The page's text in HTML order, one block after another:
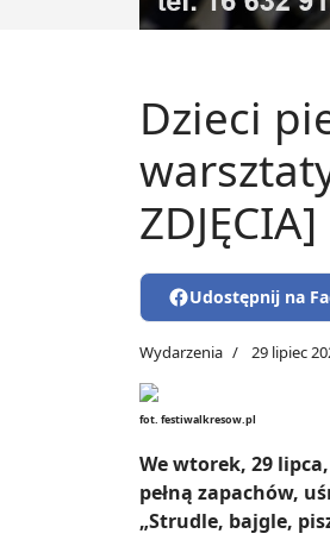
Dzieci
ZDJĘCIA]
Udostępnij na
Wydarzenia 29 lipiec
fot. festiwalkresow.pl
We wtorek, 29
pełną zapachów,
„Strudle, bajgle,